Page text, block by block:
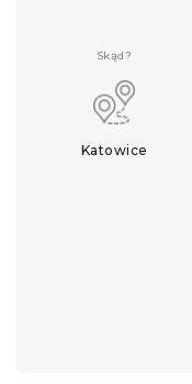
Skąd?
Katowice